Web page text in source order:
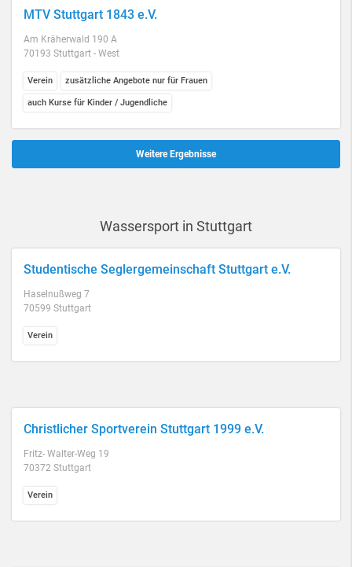
MTV Stuttgart 1843 e.V.
Am Kräherwald 190 A
70193 Stuttgart - West
Verein zusätzliche Angebote nur für Frauen
auch Kurse für Kinder / Jugendliche
Weitere Ergebnisse
Wassersport in Stuttgart
Studentische Seglergemeinschaft Stuttgart e.V.
Haselnußweg 7
70599 Stuttgart
Verein
Christlicher Sportverein Stuttgart 1999 e.V.
Fritz- Walter-Weg 19
70372 Stuttgart
Verein